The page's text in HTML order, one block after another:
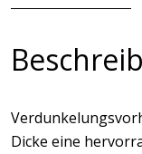
Dicke eine